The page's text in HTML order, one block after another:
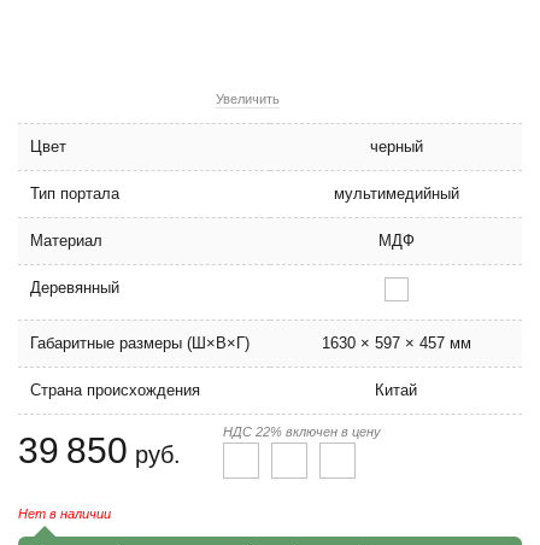
Увеличить
Цвет черный
Тип портала мультимедийный
Материал МДФ
Деревянный
Габаритные размеры (Ш×В×Г) 1630 × 597 × 457 мм
Страна происхождения Китай
39 850 руб.
НДС 22% включен в цену
Нет в наличии